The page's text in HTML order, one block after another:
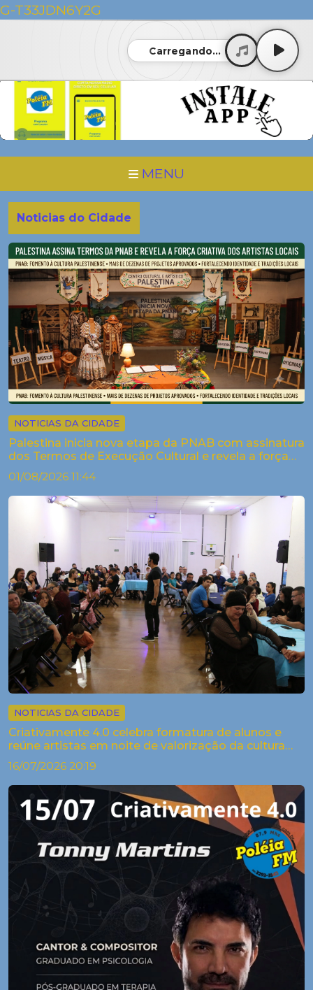
G-T33JDN6Y2G
Carregando...
MENU
Noticias do Cidade
NOTICIAS DA CIDADE
Palestina inicia nova etapa da PNAB com assinatura
dos Termos de Execução Cultural e revela a força
criativa dos arti...
01/08/2026 11:44
NOTICIAS DA CIDADE
Criativamente 4.0 celebra formatura de alunos e
reúne artistas em noite de valorização da cultura
em Palestina
16/07/2026 20:19